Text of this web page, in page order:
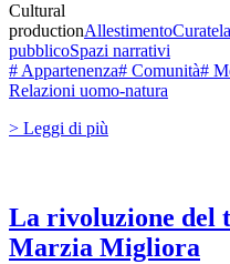
Cultural
productionAllestimentoCuratela
pubblicoSpazi narrativi
# Appartenenza# Comunità#
Relazioni uomo-natura
> Leggi di più
La rivoluzione del
Marzia Migliora